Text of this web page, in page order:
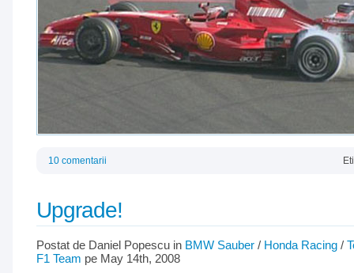
10 comentarii
Upgrade!
Postat de Daniel Popescu in BMW Sauber / Honda Racing /
F1 Team pe May 14th, 2008